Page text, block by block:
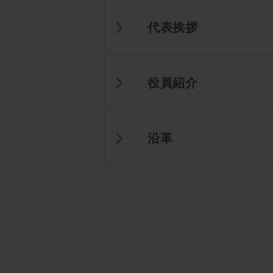
代表挨拶
役員紹介
沿革